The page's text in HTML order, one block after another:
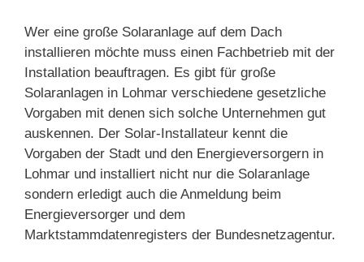
Wer eine große Solaranlage auf dem Dach
installieren möchte muss einen Fachbetrieb mit der
Installation beauftragen. Es gibt für große
Solaranlagen in Lohmar verschiedene gesetzliche
Vorgaben mit denen sich solche Unternehmen gut
auskennen. Der Solar-Installateur kennt die
Vorgaben der Stadt und den Energieversorgern in
Lohmar und installiert nicht nur die Solaranlage
sondern erledigt auch die Anmeldung beim
Energieversorger und dem
Marktstammdatenregisters der Bundesnetzagentur.